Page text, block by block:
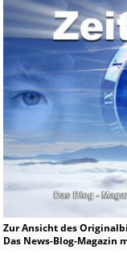
Zur Ansicht des
Das News-Blog-